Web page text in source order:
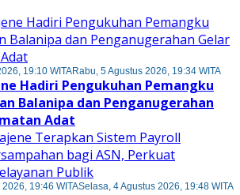
19:10 WITARabu, 5 Agustus 2026, 19:34 WITA
Hadiri Pengukuhan Pemangku
Balanipa dan Penganugerahan
Adat
19:46 WITASelasa, 4 Agustus 2026, 19:48 WITA